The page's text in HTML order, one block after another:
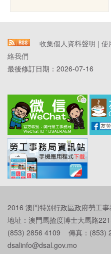
收集個人資料聲明 | 使
絡我們
最後修訂日期： 2026-07-16
2016 澳門特別行政區政府勞工
地址：澳門馬揸度博士大馬路
(853) 2856 4109 傳真：(853)
dsalinfo@dsal.gov.mo